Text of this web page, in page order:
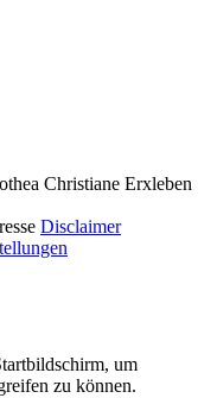
Christiane Erxleben
Disclaimer
um
zu können.